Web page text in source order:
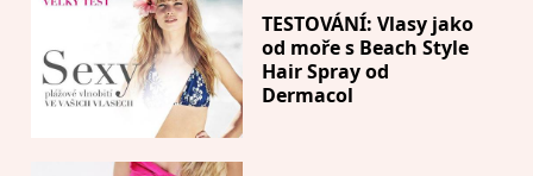
TESTOVÁNÍ: Vlasy jako
od moře s Beach Style
Hair Spray od
Dermacol